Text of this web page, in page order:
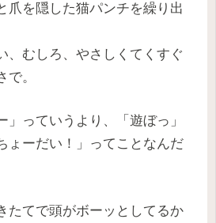
爪を隠した猫パンチを繰り出
、むしろ、やさしくてくすぐ
で。
」っていうより、「遊ぼっ」
ょーだい！」ってことなんだ
たてで頭がボーッとしてるか